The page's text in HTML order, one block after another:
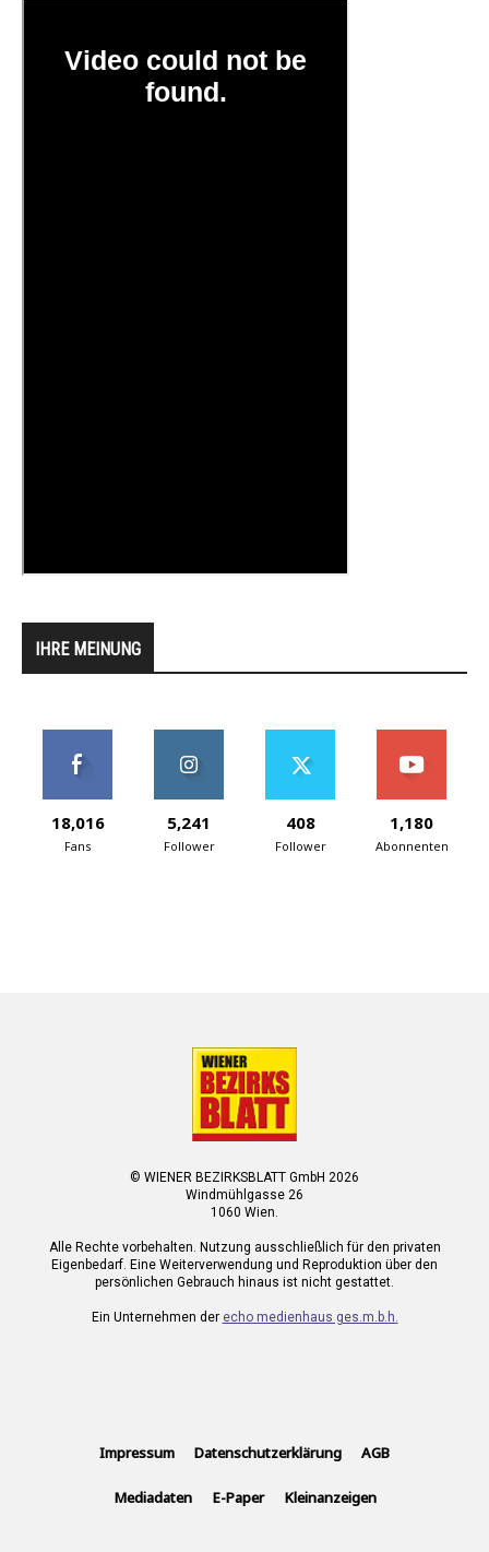
IHRE MEINUNG
18,016
Fans
5,241
Follower
408
Follower
1,180
Abonnenten
© WIENER BEZIRKSBLATT GmbH 2026
Windmühlgasse 26
1060 Wien.
Alle Rechte vorbehalten. Nutzung ausschließlich für den privaten
Eigenbedarf. Eine Weiterverwendung und Reproduktion über den
persönlichen Gebrauch hinaus ist nicht gestattet.
Ein Unternehmen der echo medienhaus ges.m.b.h.
Impressum Datenschutzerklärung AGB
Mediadaten E-Paper Kleinanzeigen